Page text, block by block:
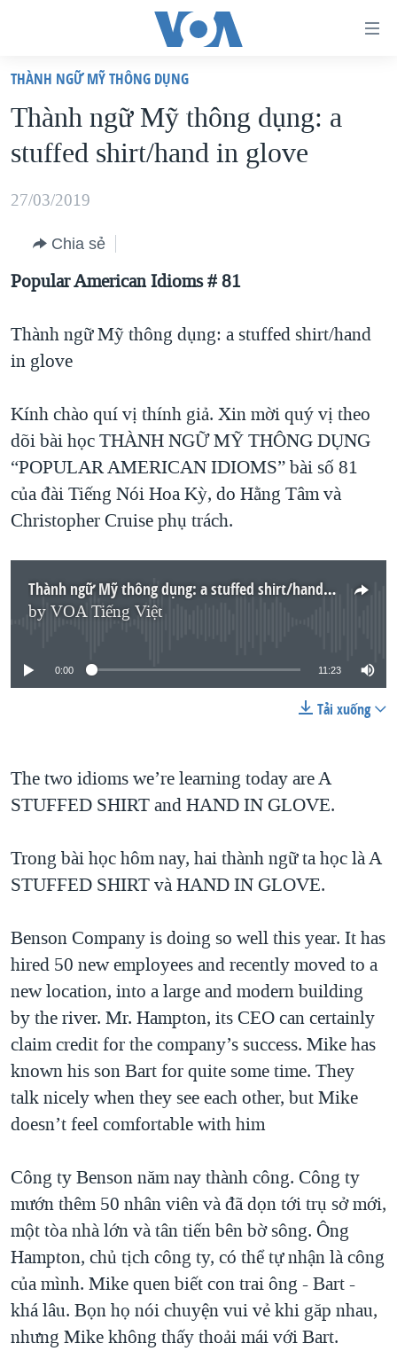
truy
cập
Tới
dung
chính
điều
chính
Đi
"Tìm"
VIỆT NAM
HOA KỲ
BIỂN ĐÔNG
BLOG
DIỄN ĐÀN
TỰ DO BÁO CHÍ
NGƯỜI VIỆT HẢI NGOẠI
ĐỜI SỐNG
KHOA HỌC
THỂ THAO
CHUYÊN ĐỀ
HÀNH TRÌNH BẦU CỬ 2024
MỘT NĂM CHIẾN TRANH TẠI DẢI GAZA
GIẢI MÃ VÀNH ĐAI & CON ĐƯỜNG
NGÀY TỊ NẠN THẾ GIỚI
TRỊNH VĨNH BÌNH - NGƯỜI HẠ 'BÊN THẮNG CUỘC'
GROUND ZERO – XƯA VÀ NAY
CHI PHÍ CHIẾN TRANH AFGHANISTAN
THƯỢNG ĐỈNH TRUMP-KIM TẠI VIỆT NAM
BÊN KIA QUỐC LỘ: TIẾNG VỌNG TỪ NÔNG THÔN MỸ
VIDEO
NGHE
MẠNG XÃ HỘI
Ngôn ngữ khác
THÀNH NGỮ MỸ THÔNG DỤNG
Thành ngữ Mỹ thông dụng: a
stuffed shirt/hand in glove
27/03/2019
Chia sẻ
Popular American Idioms #81
Thành ngữ Mỹ thông dụng: a stuffed shirt/hand
in glove
Kính chào quí vị thính giả. Xin mời quý vị theo
dõi bài học THÀNH NGỮ MỸ THÔNG DỤNG
“POPULAR AMERICAN IDIOMS” bài số 81
của đài Tiếng Nói Hoa Kỳ, do Hằng Tâm và
Christopher Cruise phụ trách.
Thành ngữ Mỹ thông dụng: a stuffed shirt/hand in glove
by VOA Tiếng Việt
No media source currently available
0:00 11:23
Tải xuống
The two idioms we’re learning today are A
STUFFED SHIRT and HAND IN GLOVE.
Trong bài học hôm nay, hai thành ngữ ta học là A
STUFFED SHIRT và HAND IN GLOVE.
Benson Company is doing so well this year. It has
hired 50 new employees and recently moved to a
new location, into a large and modern building
by the river. Mr. Hampton, its CEO can certainly
claim credit for the company’s success. Mike has
known his son Bart for quite some time. They
talk nicely when they see each other, but Mike
doesn’t feel comfortable with him
Công ty Benson năm nay thành công. Công ty
mướn thêm 50 nhân viên và đã dọn tới trụ sở mới,
một tòa nhà lớn và tân tiến bên bờ sông. Ông
Hampton, chủ tịch công ty, có thể tự nhận là công
của mình. Mike quen biết con trai ông - Bart -
khá lâu. Bọn họ nói chuyện vui vẻ khi găp nhau,
nhưng Mike không thấy thoải mái với Bart.